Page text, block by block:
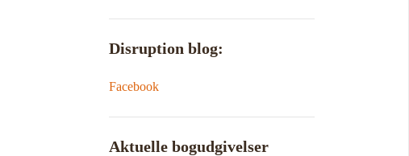
Disruption blog:
Facebook
Aktuelle bogudgivelser